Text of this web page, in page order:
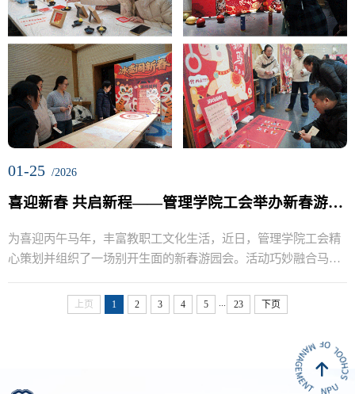
01-25 /2026
喜迎新春 共启新程——管理学院工会举办新春游园会
为喜迎丙午马年，丰富教职工文化生活，近日，管理学院工会精
心策划并组织了一场别开生面的新春游园会。活动巧妙融合马年
上页 1 2 3 4 5 ... 23 下页